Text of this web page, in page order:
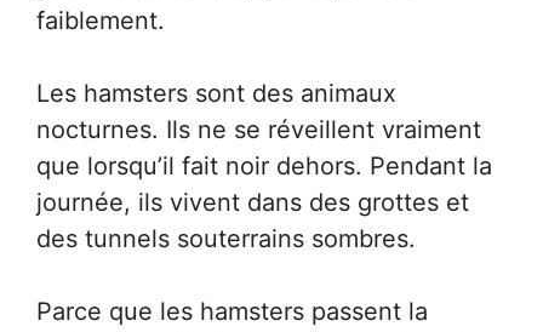
faiblement.
Les hamsters sont des animaux
nocturnes. Ils ne se réveillent vraiment
que lorsqu’il fait noir dehors. Pendant la
journée, ils vivent dans des grottes et
des tunnels souterrains sombres.
Parce que les hamsters passent la